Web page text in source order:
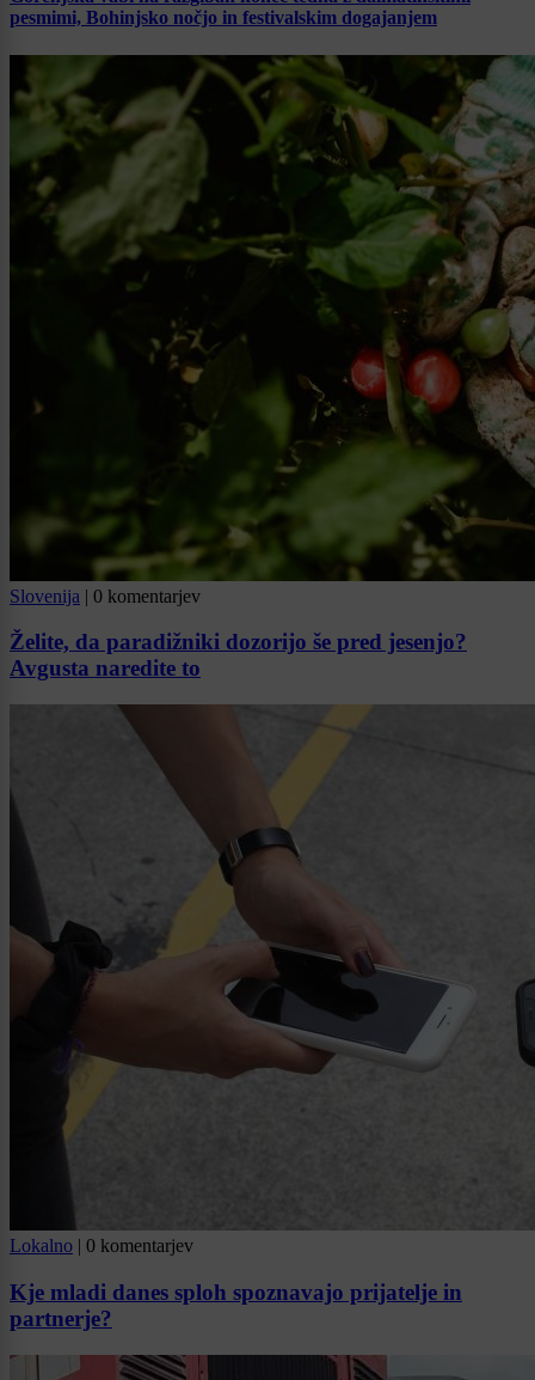
pesmimi, Bohinjsko nočjo in festivalskim dogajanjem
Slovenija | 0 komentarjev
Želite, da paradižniki dozorijo še pred jesenjo?
Avgusta naredite to
Lokalno | 0 komentarjev
Kje mladi danes sploh spoznavajo prijatelje in
partnerje?